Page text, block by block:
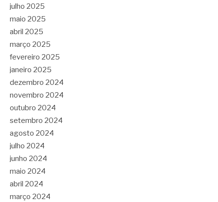
julho 2025
maio 2025
abril 2025
março 2025
fevereiro 2025
janeiro 2025
dezembro 2024
novembro 2024
outubro 2024
setembro 2024
agosto 2024
julho 2024
junho 2024
maio 2024
abril 2024
março 2024